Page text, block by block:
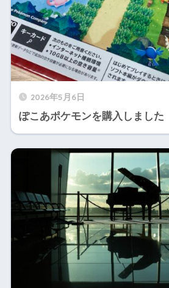
2026年5月6日
ぽこあポケモンを購入しました